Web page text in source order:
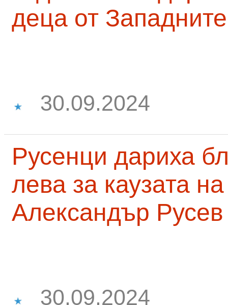
деца от
30.09.2024
Русенци дариха
лева за каузата
Александър Русев
30.09.2024